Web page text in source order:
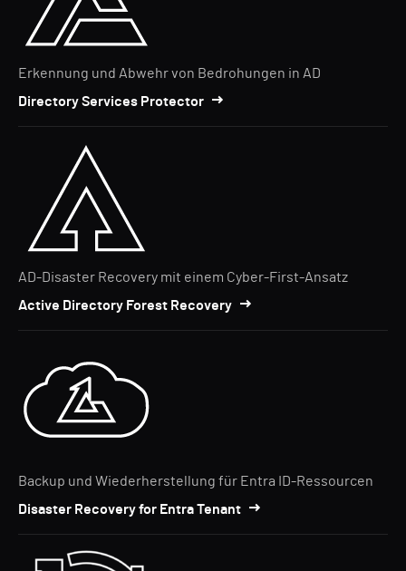
Erkennung und Abwehr von Bedrohungen in AD
Directory Services Protector
AD-Disaster Recovery mit einem Cyber-First-Ansatz
Active Directory Forest Recovery
Backup und Wiederherstellung für Entra ID-Ressourcen
Disaster Recovery for Entra Tenant